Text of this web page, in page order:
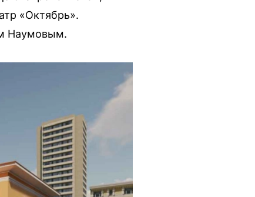
«Октябрь».
Наумовым.